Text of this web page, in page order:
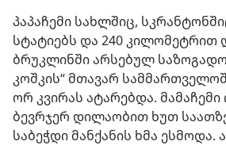
პაპაჩემი სახლშიც,
სტატიებს და 240
ბრუკლინში არსებულ
კოშკის“ მთავარ
ორ კვირას ატარებდა. მამაჩემი
ბევრჯერ დილაობით ხუთ
საბეჭდი მანქანის ხმა ესმოდა.